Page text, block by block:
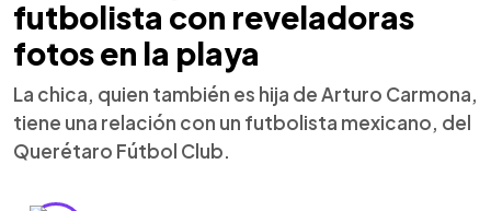
futbolista con reveladoras
fotos en la playa
La chica, quien también es hija de Arturo Carmona,
tiene una relación con un futbolista mexicano, del
Querétaro Fútbol Club.